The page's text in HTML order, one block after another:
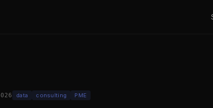
data consulting PME